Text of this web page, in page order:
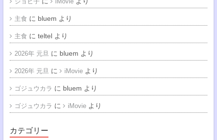
主食 に bluem より
主食 に teltelより
2026年 元旦に bluem より
2026年 元旦に iMovieより
ゴジュウカラ に bluem より
ゴジュウカラ に iMovieより
カテゴリー